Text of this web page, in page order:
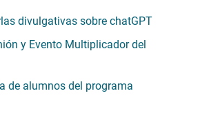
divulgativas sobre chatGPT
y Evento Multiplicador del
de alumnos del programa